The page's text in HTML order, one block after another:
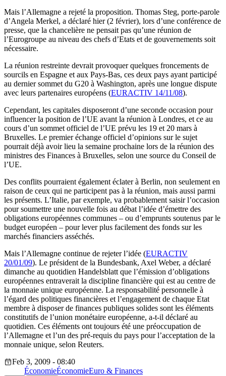
Mais l’Allemagne a rejeté la proposition. Thomas Steg, porte-parole
d’Angela Merkel, a déclaré hier (2 février), lors d’une conférence de
presse, que la chancelière ne pensait pas qu’une réunion de
l’Eurogroupe au niveau des chefs d’Etats et de gouvernements soit
nécessaire.
La réunion restreinte devrait provoquer quelques froncements de
sourcils en Espagne et aux Pays-Bas, ces deux pays ayant participé
au dernier sommet du G20 à Washington, après une longue dispute
avec leurs partenaires européens (EURACTIV 14/11/08).
Cependant, les capitales disposeront d’une seconde occasion pour
influencer la position de l’UE avant la réunion à Londres, et ce au
cours d’un sommet officiel de l’UE prévu les 19 et 20 mars à
Bruxelles. Le premier échange officiel d’opinions sur le sujet
pourrait déjà avoir lieu la semaine prochaine lors de la réunion des
ministres des Finances à Bruxelles, selon une source du Conseil de
l’UE.
Des conflits pourraient également éclater à Berlin, non seulement en
raison de ceux qui ne participent pas à la réunion, mais aussi parmi
les présents. L’Italie, par exemple, va probablement saisir l’occasion
pour soumettre une nouvelle fois au débat l’idée d’émettre des
obligations européennes communes – ou d’emprunts soutenus par le
budget européen – pour lever plus facilement des fonds sur les
marchés financiers asséchés.
Mais l’Allemagne continue de rejeter l’idée (EURACTIV
20/01/09). Le président de la Bundesbank, Axel Weber, a déclaré
dimanche au quotidien Handelsblatt que l’émission d’obligations
européennes entraverait la discipline financière qui est au centre de
la monnaie unique européenne. La responsabilité personnelle à
l’égard des politiques financières et l’engagement de chaque Etat
membre à disposer de finances publiques solides sont les éléments
constitutifs de l’union monétaire européenne, a-t-il déclaré au
quotidien. Ces éléments ont toujours été une préoccupation de
l’Allemagne et l’un des pré-requis du pays pour l’acceptation de la
monnaie unique, selon Reuters.
Feb 3, 2009 - 08:40
ÉconomieÉconomieEuro & Finances